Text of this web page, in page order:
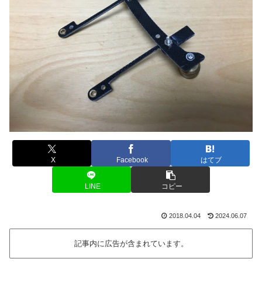
X Facebook はてブ
LINE コピー
2018.04.04 2024.06.07
記事内に広告が含まれています。